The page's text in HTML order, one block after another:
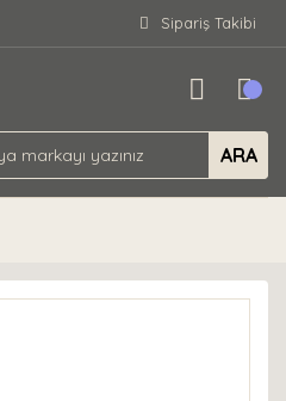
Sipariş Takibi
ARA